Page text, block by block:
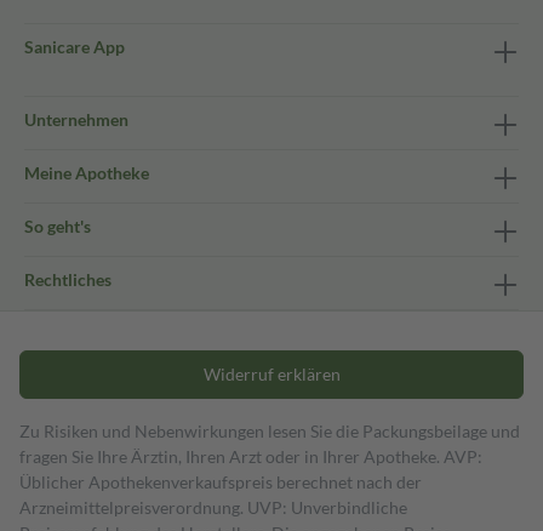
Sanicare App
Unternehmen
Meine Apotheke
So geht's
Rechtliches
Widerruf erklären
Zu Risiken und Nebenwirkungen lesen Sie die Packungsbeilage und
fragen Sie Ihre Ärztin, Ihren Arzt oder in Ihrer Apotheke. AVP:
Üblicher Apothekenverkaufspreis berechnet nach der
Arzneimittelpreisverordnung. UVP: Unverbindliche